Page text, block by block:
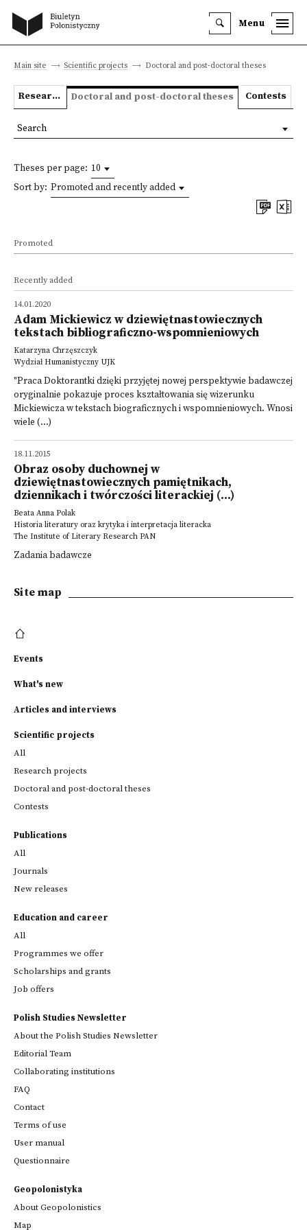
Menu
Main site Scientific projects Doctoral and post-doctoral theses
Research projects Doctoral and post-doctoral theses Contests
Theses per page: 10
Sort by: Promoted and recently added
Promoted
Recently added
14.01.2020
Adam Mickiewicz w dziewiętnastowiecznych
tekstach bibliograficzno-wspomnieniowych
Katarzyna Chrzęszczyk
Wydział Humanistyczny UJK
"Praca Doktorantki dzięki przyjętej nowej perspektywie badawczej
oryginalnie pokazuje proces kształtowania się wizerunku
Mickiewicza w tekstach biograficznych i wspomnieniowych. Wnosi
wiele (...)
18.11.2015
Obraz osoby duchownej w
dziewiętnastowiecznych pamiętnikach,
dziennikach i twórczości literackiej (...)
Beata Anna Polak
Historia literatury oraz krytyka i interpretacja literacka
The Institute of Literary Research PAN
Zadania badawcze
Search
Site map
Events
What's new
Articles and interviews
Scientific projects
All
Research projects
Doctoral and post-doctoral theses
Contests
Publications
All
Journals
New releases
Education and career
All
Programmes we offer
Scholarships and grants
Job offers
Polish Studies Newsletter
About the Polish Studies Newsletter
Editorial Team
Collaborating institutions
FAQ
Contact
Terms of use
User manual
Questionnaire
Geopolonistyka
About Geopolonistics
Map